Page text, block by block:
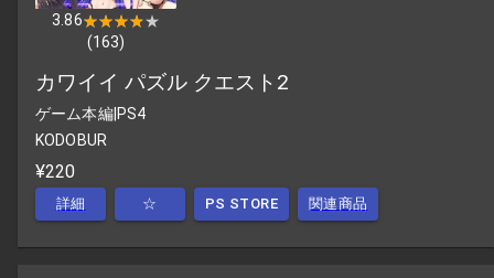
3.86★★★★★
★★★★★
(163)
カワイイ パズル クエスト2
ゲーム本編|PS4
KODOBUR
¥220
詳細 ☆ PS STORE 関連商品